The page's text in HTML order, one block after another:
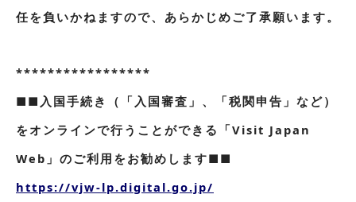
任を負いかねますので、あらかじめご了承願います。
*****************
■■入国手続き（「入国審査」、「税関申告」など）
をオンラインで行うことができる「Visit Japan
Web」のご利用をお勧めします■■
https://vjw-lp.digital.go.jp/